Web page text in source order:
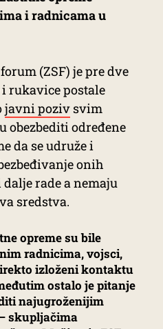
i radnicama u
(ZSF) je pre dve
rukavice postale
javni poziv svim
obezbediti određene
da se udruže i
onih
rade a nemaju
sredstva.
opreme su bile
radnicima, vojsci,
izloženi kontaktu
ostalo je pitanje
najugroženijim
skupljačima